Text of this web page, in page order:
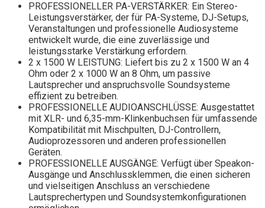
PROFESSIONELLER PA-VERSTÄRKER: Ein Stereo-
Leistungsverstärker, der für PA-Systeme, DJ-Setups,
Veranstaltungen und professionelle Audiosysteme
entwickelt wurde, die eine zuverlässige und
leistungsstarke Verstärkung erfordern.
2 x 1500 W LEISTUNG: Liefert bis zu 2 x 1500 W an 4
Ohm oder 2 x 1000 W an 8 Ohm, um passive
Lautsprecher und anspruchsvolle Soundsysteme
effizient zu betreiben.
PROFESSIONELLE AUDIOANSCHLÜSSE: Ausgestattet
mit XLR- und 6,35-mm-Klinkenbuchsen für umfassende
Kompatibilität mit Mischpulten, DJ-Controllern,
Audioprozessoren und anderen professionellen
Geräten.
PROFESSIONELLE AUSGÄNGE: Verfügt über Speakon-
Ausgänge und Anschlussklemmen, die einen sicheren
und vielseitigen Anschluss an verschiedene
Lautsprechertypen und Soundsystemkonfigurationen